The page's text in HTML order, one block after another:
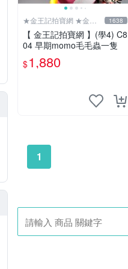
★金王記拍寶網 ★金王
記拍寶趣
1638
【 金王記拍寶網 】(學4) C8
04 早期momo毛毛蟲一隻
$1,880
1